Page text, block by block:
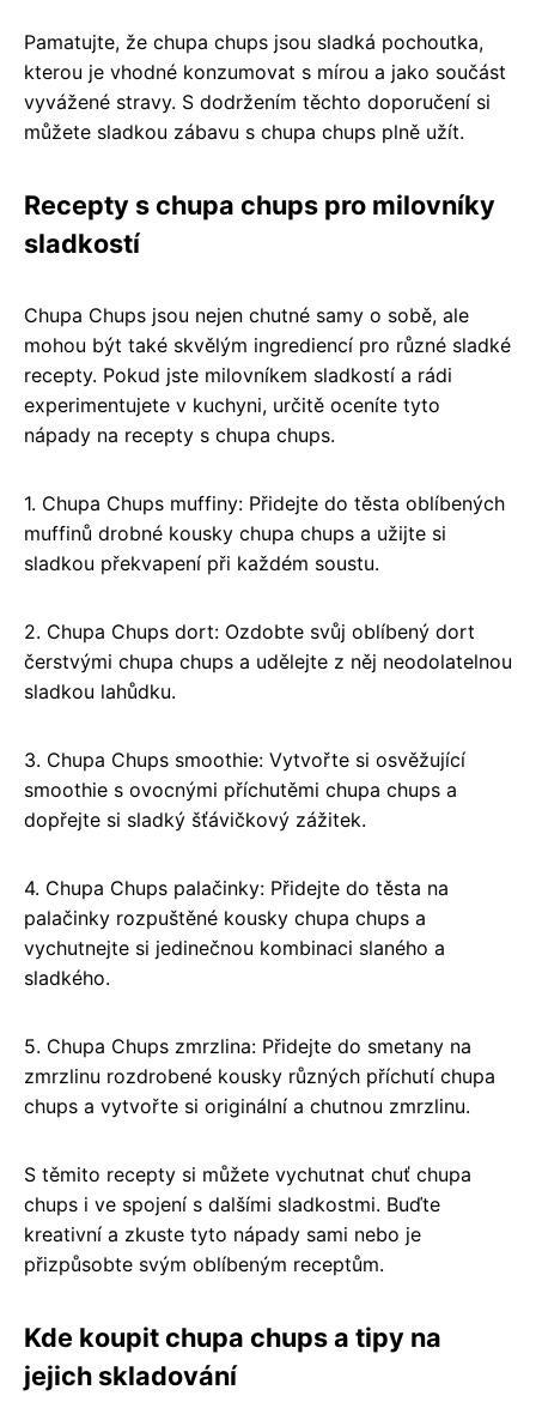
Pamatujte, že chupa chups jsou sladká pochoutka,
kterou je vhodné konzumovat s mírou a jako součást
vyvážené stravy. S dodržením těchto doporučení si
můžete sladkou zábavu s chupa chups plně užít.
Recepty s chupa chups pro milovníky
sladkostí
Chupa Chups jsou nejen chutné samy o sobě, ale
mohou být také skvělým ingrediencí pro různé sladké
recepty. Pokud jste milovníkem sladkostí a rádi
experimentujete v kuchyni, určitě oceníte tyto
nápady na recepty s chupa chups.
1. Chupa Chups muffiny: Přidejte do těsta oblíbených
muffinů drobné kousky chupa chups a užijte si
sladkou překvapení při každém soustu.
2. Chupa Chups dort: Ozdobte svůj oblíbený dort
čerstvými chupa chups a udělejte z něj neodolatelnou
sladkou lahůdku.
3. Chupa Chups smoothie: Vytvořte si osvěžující
smoothie s ovocnými příchutěmi chupa chups a
dopřejte si sladký šťávičkový zážitek.
4. Chupa Chups palačinky: Přidejte do těsta na
palačinky rozpuštěné kousky chupa chups a
vychutnejte si jedinečnou kombinaci slaného a
sladkého.
5. Chupa Chups zmrzlina: Přidejte do smetany na
zmrzlinu rozdrobené kousky různých příchutí chupa
chups a vytvořte si originální a chutnou zmrzlinu.
S těmito recepty si můžete vychutnat chuť chupa
chups i ve spojení s dalšími sladkostmi. Buďte
kreativní a zkuste tyto nápady sami nebo je
přizpůsobte svým oblíbeným receptům.
Kde koupit chupa chups a tipy na
jejich skladování